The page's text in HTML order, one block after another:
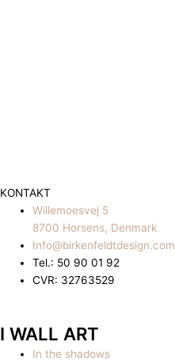
KONTAKT
Willemoesvej 5
8700 Horsens, Denmark
Info@birkenfeldtdesign.com
Tel.: 50 90 01 92
CVR: 32763529
I WALL ART
In the shadows